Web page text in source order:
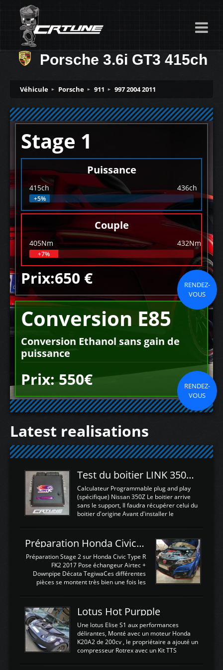
Porsche 3.6i GT3 415ch
Véhicule Porsche 911 997 2004 2011
Stage 1
Puissance
415ch 436ch
+5%
Couple
405Nm 432Nm
+7%
Prix:650 €
RENDEZ-
VOUS
Conversion E85
Conversion Ethanol sans gain de
puissance
Prix: 550€
RENDEZ-
VOUS
Latest realisations
Test du boitier LINK 350Z Plugin ECU
Calculateur Programmable plug and play
(spécifique) Nissan 350Z Le boitier arrive
sans le support, Il faudra récupérer celui du
boitier d'origine Avant d'installer le
d'envoyer l'information de la large bande
dans le boitier. sydney sweeney deepfake
La sortie 0-5V de l'afr sera connectée sur
l'entrée AN Volt 8 et GndAN pour
Analogique, et Volt car l'information est une
tension (Pas une résistance variable d'un
est temps de brancher le ...
Préparation Honda Civic Type R FK2
Préparation Stage 2 sur Honda Civic Type R
FK2 2017 Pose échangeur Airtec +
Downpipe Décata TegiwaCes différentes
pièces se montent très bien une fois les
légere découpe du plastique inferieur,
negénant en rien la structure ou le
fonctionnement du fond plat. Une
reprogrammation Stage 2 est faite sur le
calculateur d'origine. Une alternative
économique au passage sur Hondata
d'origine 310cv et 400Nn , Une fois
Lotus Hot Purpple
Une lotus Elise S1 aux performances
délirantes, Monté avec un moteur Honda
K20A2 de 200cv , le propriétaire a ajouté un
compresseur Rotrex avec un Kit TTS